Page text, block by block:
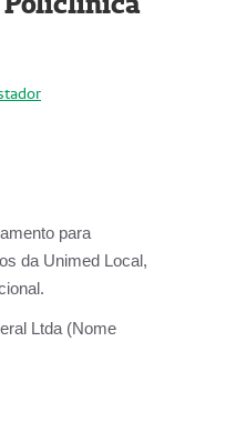
para
da Unimed Local,
Ltda (Nome